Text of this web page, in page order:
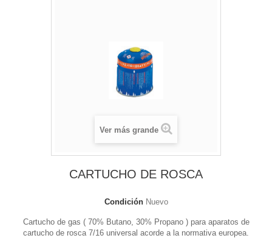
Ver más grande
CARTUCHO DE ROSCA
Condición Nuevo
Cartucho de gas ( 70% Butano, 30% Propano ) para aparatos de
cartucho de rosca 7/16 universal acorde a la normativa europea.